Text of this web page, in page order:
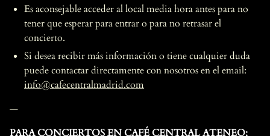
Es aconsejable acceder al local media hora antes para no
tener que esperar para entrar o para no retrasar el
concierto.
Si desea recibir más información o tiene cualquier duda
puede contactar directamente con nosotros en el email:
info@cafecentralmadrid.com
—
PARA CONCIERTOS EN CAFÉ CENTRAL ATENEO: